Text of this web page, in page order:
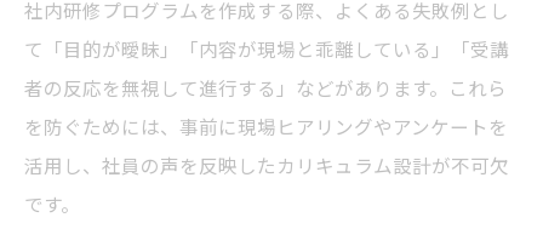
社内研修プログラムを作成する際、よくある失敗例とし
て「目的が曖昧」「内容が現場と乖離している」「受講
者の反応を無視して進行する」などがあります。これら
を防ぐためには、事前に現場ヒアリングやアンケートを
活用し、社員の声を反映したカリキュラム設計が不可欠
です。